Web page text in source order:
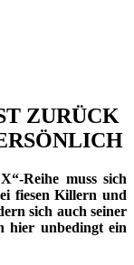
ZURÜCK
Reihe muss sich
fiesen Killern und
sich auch seiner
hier unbedingt ein